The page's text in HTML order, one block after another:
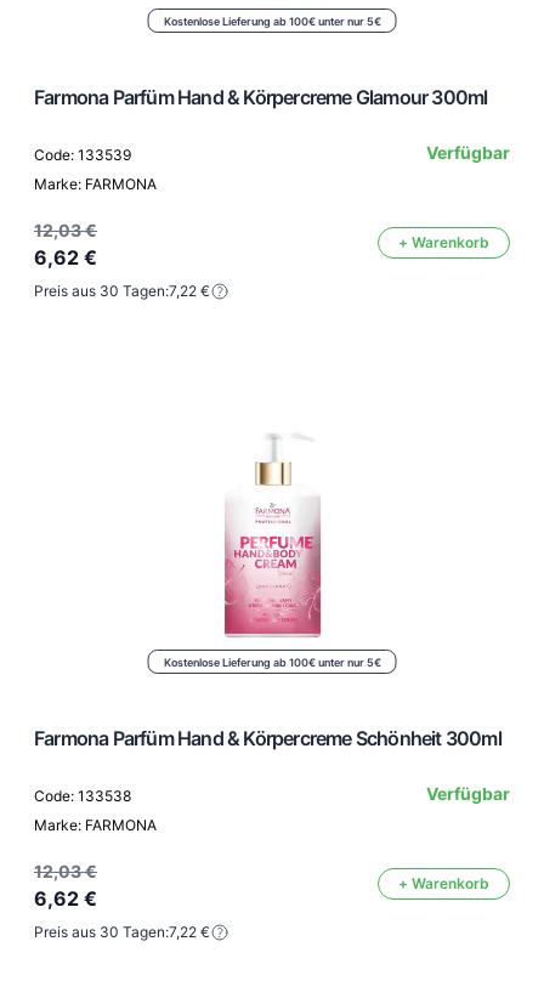
Kostenlose Lieferung ab 100€ unter nur 5€
Farmona Parfüm Hand & Körpercreme Glamour 300ml
Code: 133539
Marke: FARMONA
Verfügbar
12,03 €
6,62 €
+ Warenkorb
Preis aus 30 Tagen:7,22 €
Kostenlose Lieferung ab 100€ unter nur 5€
Farmona Parfüm Hand & Körpercreme Schönheit 300ml
Code: 133538
Marke: FARMONA
Verfügbar
12,03 €
6,62 €
+ Warenkorb
Preis aus 30 Tagen:7,22 €